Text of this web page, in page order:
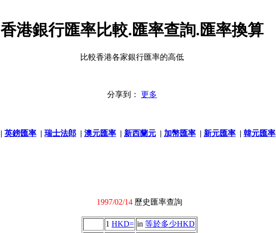
香港銀行匯率比較.匯率查詢.匯率換算
比較香港各家銀行匯率的高低
分享到： 更多
| 英鎊匯率 | 瑞士法郎 | 澳元匯率 | 新西蘭元 | 加幣匯率 | 新元匯率 | 韓元匯率
1997/02/14 歷史匯率查詢
1 HKD= in 等於多少HKD